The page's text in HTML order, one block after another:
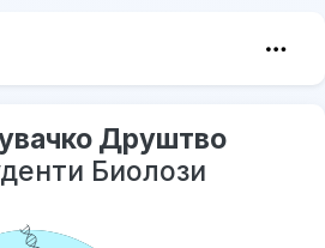
Друштво
Биолози